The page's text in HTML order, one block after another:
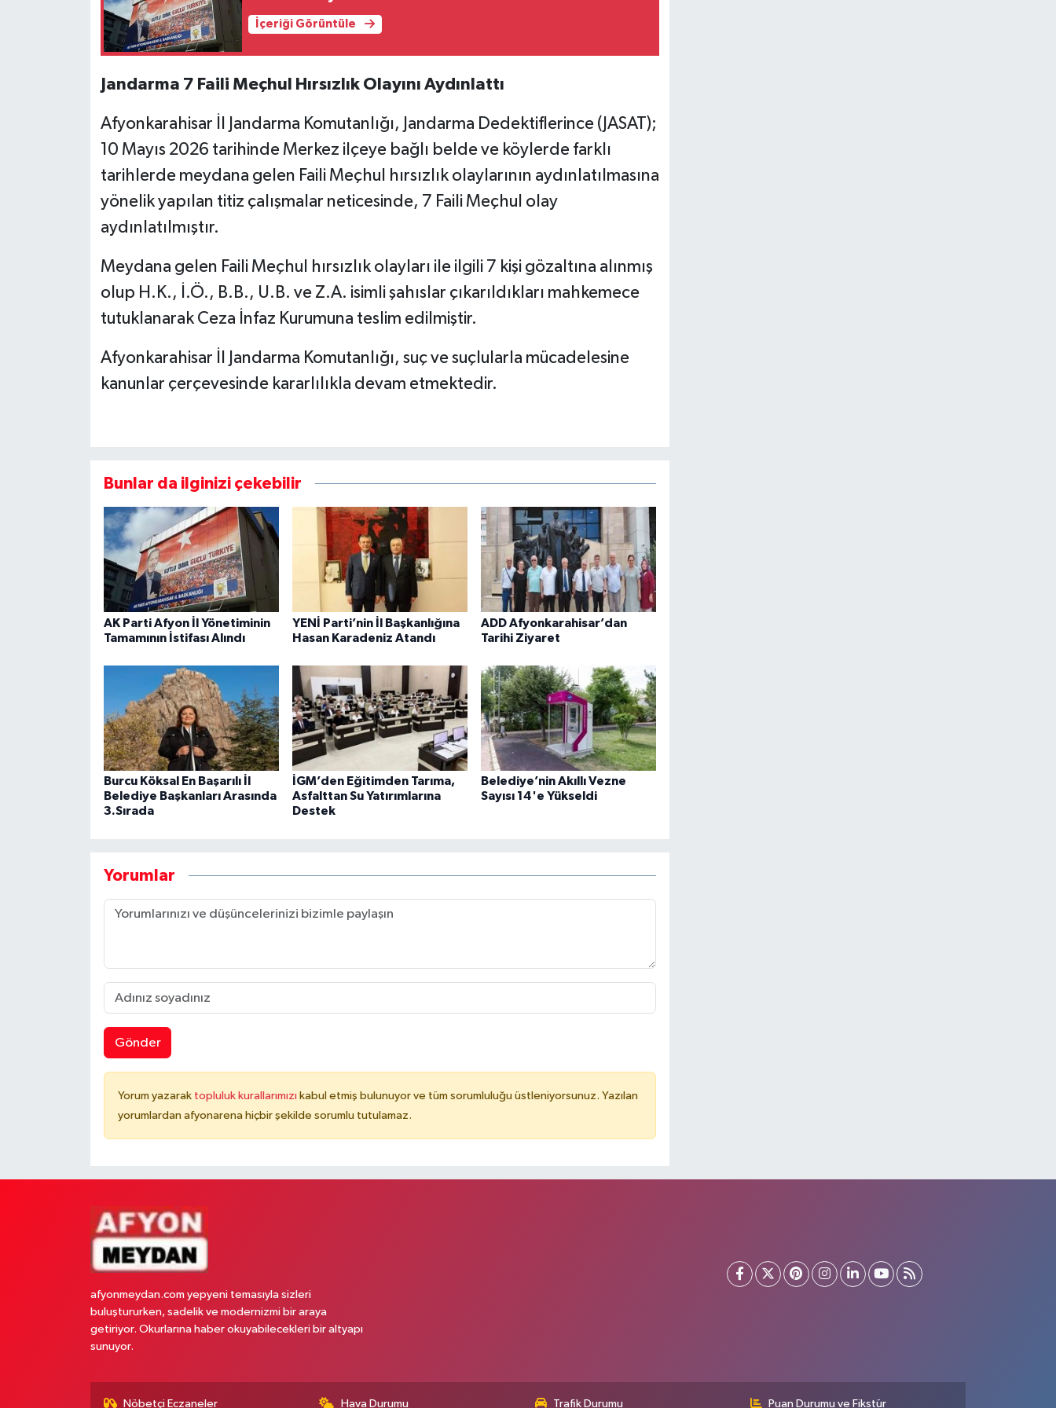
İçeriği Görüntüle
Jandarma 7 Faili Meçhul Hırsızlık Olayını Aydınlattı
Afyonkarahisar İl Jandarma Komutanlığı, Jandarma Dedektiflerince (JASAT);
10 Mayıs 2026 tarihinde Merkez ilçeye bağlı belde ve köylerde farklı
tarihlerde meydana gelen Faili Meçhul hırsızlık olaylarının aydınlatılmasına
yönelik yapılan titiz çalışmalar neticesinde, 7 Faili Meçhul olay
aydınlatılmıştır.
Meydana gelen Faili Meçhul hırsızlık olayları ile ilgili 7 kişi gözaltına alınmış
olup H.K., İ.Ö., B.B., U.B. ve Z.A. isimli şahıslar çıkarıldıkları mahkemece
tutuklanarak Ceza İnfaz Kurumuna teslim edilmiştir.
Afyonkarahisar İl Jandarma Komutanlığı, suç ve suçlularla mücadelesine
kanunlar çerçevesinde kararlılıkla devam etmektedir.
Bunlar da ilginizi çekebilir
AK Parti Afyon İl Yönetiminin
Tamamının İstifası Alındı
YENİ Parti’nin İl Başkanlığına
Hasan Karadeniz Atandı
ADD Afyonkarahisar’dan
Tarihi Ziyaret
Burcu Köksal En Başarılı İl
Belediye Başkanları Arasında
3.Sırada
İGM’den Eğitimden Tarıma,
Asfalttan Su Yatırımlarına
Destek
Belediye’nin Akıllı Vezne
Sayısı 14'e Yükseldi
Yorumlar
Gönder
Yorum yazarak topluluk kurallarımızı kabul etmiş bulunuyor ve tüm sorumluluğu üstleniyorsunuz. Yazılan
yorumlardan afyonarena hiçbir şekilde sorumlu tutulamaz.
afyonmeydan.com yepyeni temasıyla sizleri
buluştururken, sadelik ve modernizmi bir araya
getiriyor. Okurlarına haber okuyabilecekleri bir altyapı
sunuyor.
Nöbetçi Eczaneler Hava Durumu Trafik Durumu Puan Durumu ve Fikstür